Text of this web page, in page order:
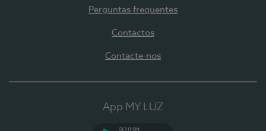
Perguntas frequentes
Contactos
Contacte-nos
App MY LUZ